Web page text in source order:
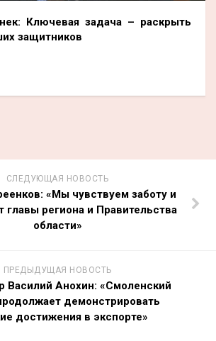
Ключевая задача – раскрыть
защитников
СЛЕДУЮЩАЯ НОВОСТЬ
«Мы чувствуем заботу и
главы региона и Правительства
области»
ПРЕДЫДУЩАЯ НОВОСТЬ
Василий Анохин: «Смоленский
демонстрировать
достижения в экспорте»